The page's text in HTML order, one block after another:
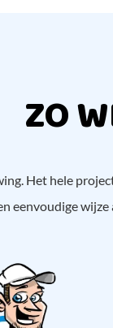
ZO
Het hele
eenvoudige